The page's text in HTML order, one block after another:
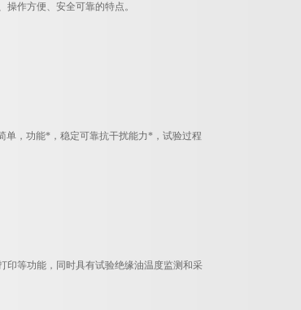
作方便、安全可靠的特点。
单，功能*，稳定可靠抗干扰能力*，试验过程
等功能，同时具有试验绝缘油温度监测和采